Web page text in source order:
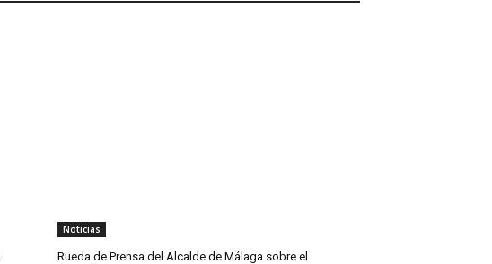
Noticias
Rueda de Prensa del Alcalde de Málaga sobre el